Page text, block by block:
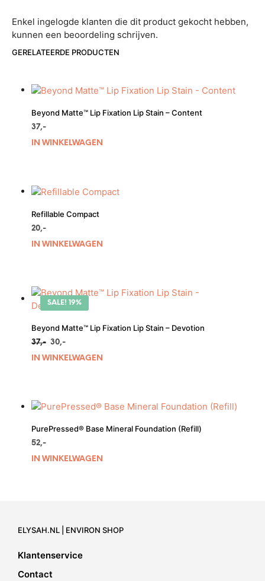
Enkel ingelogde klanten die dit product gekocht hebben,
kunnen een beoordeling schrijven.
GERELATEERDE PRODUCTEN
Beyond Matte™ Lip Fixation Lip Stain – Content
37,-
IN WINKELWAGEN
Refillable Compact
20,-
IN WINKELWAGEN
SALE! 19%
Beyond Matte™ Lip Fixation Lip Stain – Devotion
37,- Oorspronkelijke
30,-Huidige
IN WINKELWAGEN
PurePressed® Base Mineral Foundation (Refill)
52,-
IN WINKELWAGEN
ELYSAH.NL | ENVIRON SHOP
Klantenservice
Contact